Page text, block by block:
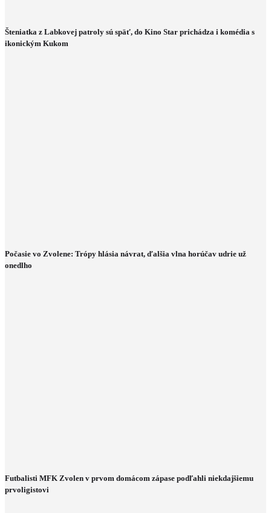
Šteniatka z Labkovej patroly sú späť, do Kino Star prichádza i komédia s
ikonickým Kukom
Počasie vo Zvolene: Trópy hlásia návrat, ďalšia vlna horúčav udrie už
onedlho
Futbalisti MFK Zvolen v prvom domácom zápase podľahli niekdajšiemu
prvoligistovi